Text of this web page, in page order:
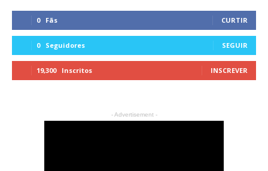
0 Fãs CURTIR
0 Seguidores SEGUIR
19,300 Inscritos INSCREVER
- Advertisement -